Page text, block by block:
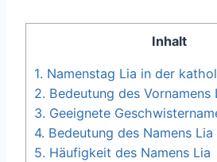
Inhalt
1. Namenstag Lia in der
2. Bedeutung des Vornamens
3. Geeignete
4. Bedeutung des Namens Lia
5. Häufigkeit des Namens Lia